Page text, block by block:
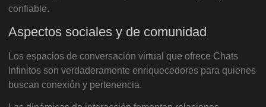
confiable.
Aspectos sociales y de comunidad
Los espacios de conversación virtual que ofrece Chats
Infinitos son verdaderamente enriquecedores para quienes
buscan conexión y pertenencia.